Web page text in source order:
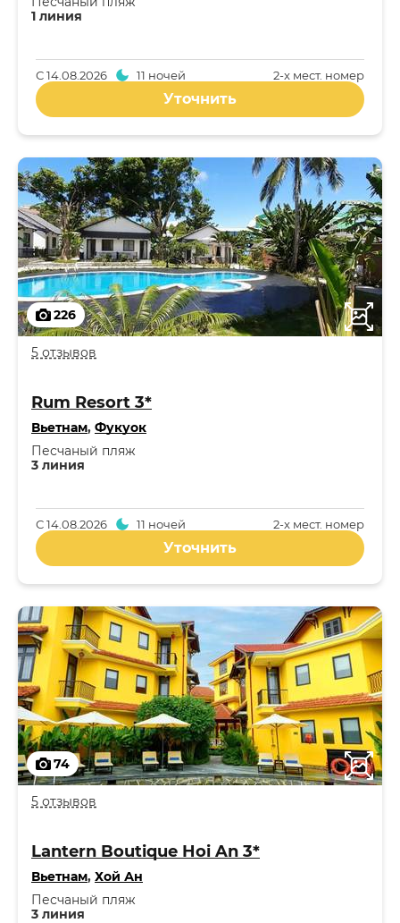
1 линия
2-x мест. номер
С14.08.2026 11 ночей
Уточнить
226
5 отзывов
Rum Resort 3*
Вьетнам, Фукуок
3 линия
Песчаный пляж
2-x мест. номер
С14.08.2026 11 ночей
Уточнить
74
5 отзывов
Lantern Boutique Hoi An 3*
Вьетнам, Хой Ан
3 линия
Песчаный пляж